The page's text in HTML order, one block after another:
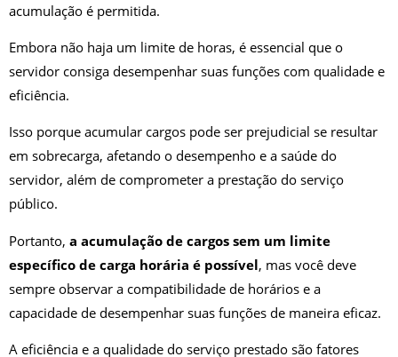
acumulação é permitida.
Embora não haja um limite de horas, é essencial que o
servidor consiga desempenhar suas funções com qualidade e
eficiência.
Isso porque acumular cargos pode ser prejudicial se resultar
em sobrecarga, afetando o desempenho e a saúde do
servidor, além de comprometer a prestação do serviço
público.
Portanto, a acumulação de cargos sem um limite
específico de carga horária é possível, mas você deve
sempre observar a compatibilidade de horários e a
capacidade de desempenhar suas funções de maneira eficaz.
A eficiência e a qualidade do serviço prestado são fatores